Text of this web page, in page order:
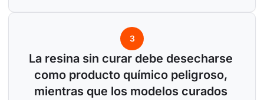
3
La resina sin curar debe desecharse
como producto químico peligroso,
mientras que los modelos curados